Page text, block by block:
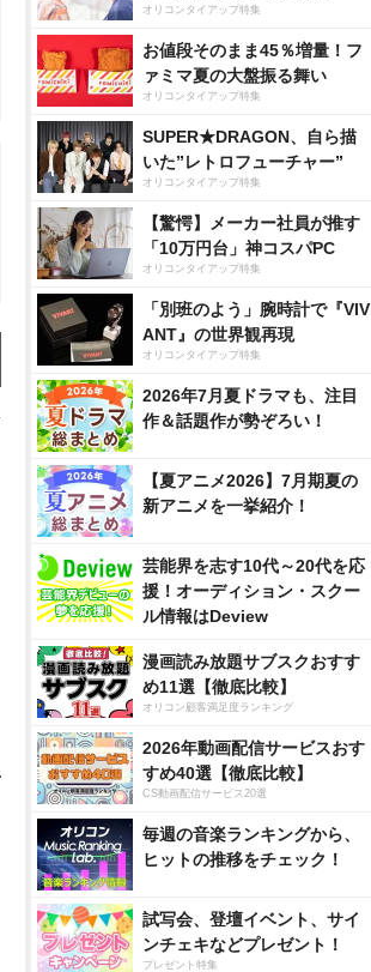
オリコンタイアップ特集
お値段そのまま45％増量！フ
ァミマ夏の大盤振る舞い
オリコンタイアップ特集
SUPER★DRAGON、自ら描
いた”レトロフューチャー”
オリコンタイアップ特集
【驚愕】メーカー社員が推す
「10万円台」神コスパPC
オリコンタイアップ特集
「別班のよう」腕時計で『VIV
ANT』の世界観再現
オリコンタイアップ特集
2026年7月夏ドラマも、注目
作＆話題作が勢ぞろい！
【夏アニメ2026】7月期夏の
新アニメを一挙紹介！
芸能界を志す10代～20代を応
援！オーディション・スクー
ル情報はDeview
漫画読み放題サブスクおすす
め11選【徹底比較】
オリコン顧客満足度ランキング
2026年動画配信サービスおす
すめ40選【徹底比較】
CS動画配信サービス20選
毎週の音楽ランキングから、
ヒットの推移をチェック！
試写会、登壇イベント、サイ
ンチェキなどプレゼント！
プレゼント特集